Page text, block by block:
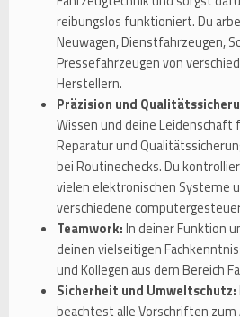
reibungslos funktioniert. Du
Neuwagen, Dienstfahrzeugen,
Pressefahrzeugen von
Herstellern.
Präzision und
Wissen und deine Leidenschaft
Reparatur und
bei Routinechecks. Du
vielen elektronischen Systeme
verschiedene
Teamwork:In deiner Funktion
deinen vielseitigen
und Kollegen aus dem Bereich
Sicherheit und Umweltschutz:
beachtest alle Vorschriften